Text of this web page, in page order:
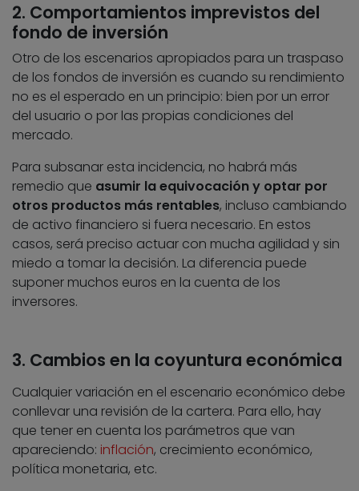
2. Comportamientos imprevistos del
fondo de inversión
Otro de los escenarios apropiados para un traspaso
de los fondos de inversión es cuando su rendimiento
no es el esperado en un principio: bien por un error
del usuario o por las propias condiciones del
mercado.
Para subsanar esta incidencia, no habrá más
remedio que asumir la equivocación y optar por
otros productos más rentables, incluso cambiando
de activo financiero si fuera necesario. En estos
casos, será preciso actuar con mucha agilidad y sin
miedo a tomar la decisión. La diferencia puede
suponer muchos euros en la cuenta de los
inversores.
3. Cambios en la coyuntura económica
Cualquier variación en el escenario económico debe
conllevar una revisión de la cartera. Para ello, hay
que tener en cuenta los parámetros que van
apareciendo: inflación, crecimiento económico,
política monetaria, etc.